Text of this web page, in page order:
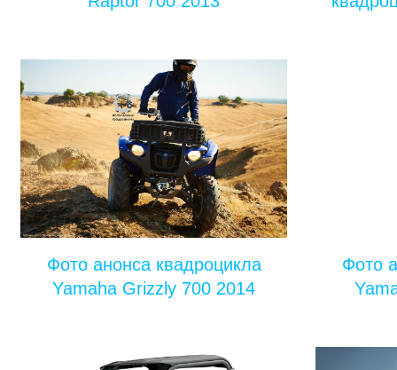
Фото анонса квадроцикла
Yamaha Grizzly 700 2014
Фото